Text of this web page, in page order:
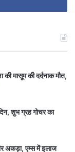
मासूम की दर्दनाक मौत,
शुभ ग्रह गोचर का
अकड़ा, एम्स में इलाज